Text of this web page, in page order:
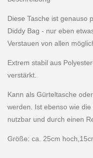
Diese Tasche ist genauso
Diddy Bag - nur eben
Verstauen von allen
Extrem stabil aus
verstärkt.
Kann als Gürteltasche
werden. Ist ebenso wie
nutzbar und durch einen
Größe: ca. 25cm